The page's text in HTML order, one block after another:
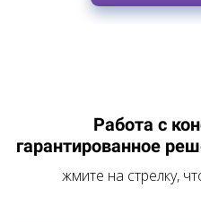
Работа с
гарантированное
жмите на стрелку,